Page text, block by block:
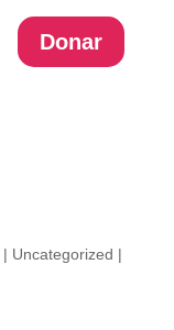
Donar
| Uncategorized |